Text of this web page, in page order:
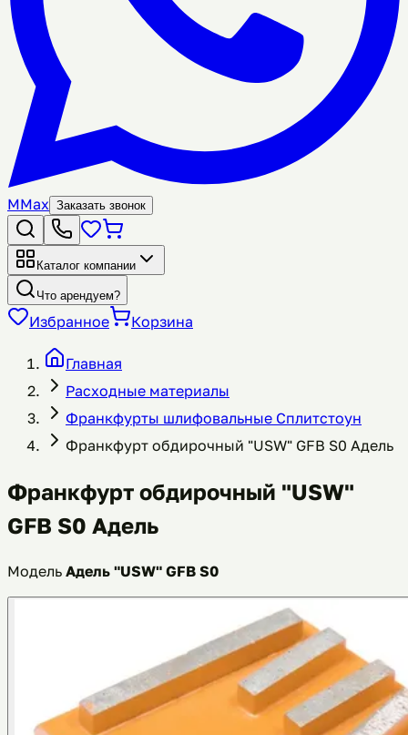
MMax Заказать звонок
Каталог компании
Что арендуем?
Избранное Корзина
Главная
Расходные материалы
Франкфурты шлифовальные Сплитстоун
Франкфурт обдирочный "USW" GFB S0 Адель
Франкфурт обдирочный "USW"
GFB S0 Адель
Модель Адель "USW" GFB S0